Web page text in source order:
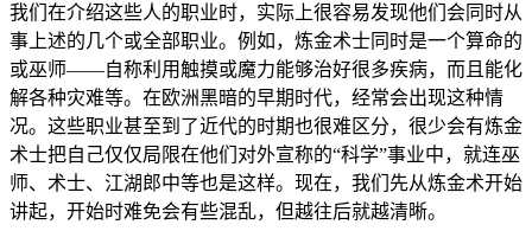
我们在介绍这些人的职业时，实际上很容易发现他们会同时从
事上述的几个或全部职业。例如，炼金术士同时是一个算命的
或巫师——自称利用触摸或魔力能够治好很多疾病，而且能化
解各种灾难等。在欧洲黑暗的早期时代，经常会出现这种情
况。这些职业甚至到了近代的时期也很难区分，很少会有炼金
术士把自己仅仅局限在他们对外宣称的“科学”事业中，就连巫
师、术士、江湖郎中等也是这样。现在，我们先从炼金术开始
讲起，开始时难免会有些混乱，但越往后就越清晰。